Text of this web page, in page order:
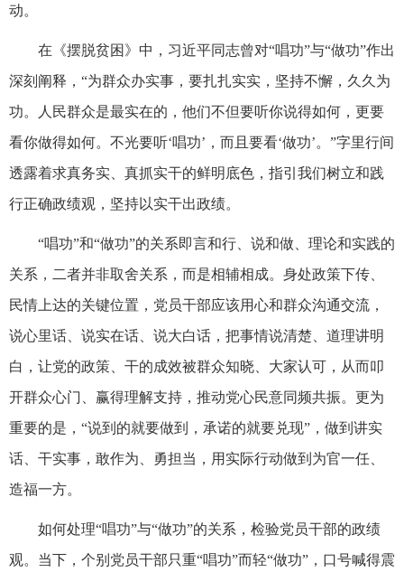
动。
在《摆脱贫困》中，习近平同志曾对“唱功”与“做功”作出
深刻阐释，“为群众办实事，要扎扎实实，坚持不懈，久久为
功。人民群众是最实在的，他们不但要听你说得如何，更要
看你做得如何。不光要听‘唱功’，而且要看‘做功’。”字里行间
透露着求真务实、真抓实干的鲜明底色，指引我们树立和践
行正确政绩观，坚持以实干出政绩。
“唱功”和“做功”的关系即言和行、说和做、理论和实践的
关系，二者并非取舍关系，而是相辅相成。身处政策下传、
民情上达的关键位置，党员干部应该用心和群众沟通交流，
说心里话、说实在话、说大白话，把事情说清楚、道理讲明
白，让党的政策、干的成效被群众知晓、大家认可，从而叩
开群众心门、赢得理解支持，推动党心民意同频共振。更为
重要的是，“说到的就要做到，承诺的就要兑现”，做到讲实
话、干实事，敢作为、勇担当，用实际行动做到为官一任、
造福一方。
如何处理“唱功”与“做功”的关系，检验党员干部的政绩
观。当下，个别党员干部只重“唱功”而轻“做功”，口号喊得震